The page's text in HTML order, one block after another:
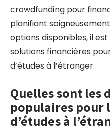
crowdfunding pour
planifiant
options disponibles, il
solutions financières
d’études à l’étranger.
Quelles sont les
populaires pour
d’études à